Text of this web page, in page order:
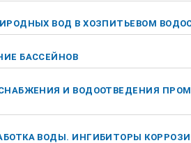
ВОД В ХОЗПИТЬЕВОМ
БАССЕЙНОВ
И ВОДООТВЕДЕНИЯ
ВОДЫ. ИНГИБИТОРЫ